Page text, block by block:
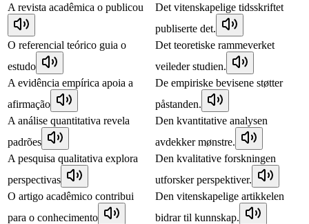
A revista acadêmica o publicou
Det vitenskapelige tidsskriftet
publiserte det.
O referencial teórico guia o
estudo
Det teoretiske rammeverket
veileder studien.
A evidência empírica apoia a
afirmação
De empiriske bevisene støtter
påstanden.
A análise quantitativa revela
padrões
Den kvantitative analysen
avdekker mønstre.
A pesquisa qualitativa explora
perspectivas
Den kvalitative forskningen
utforsker perspektiver.
O artigo acadêmico contribui
para o conhecimento
Den vitenskapelige artikkelen
bidrar til kunnskap.